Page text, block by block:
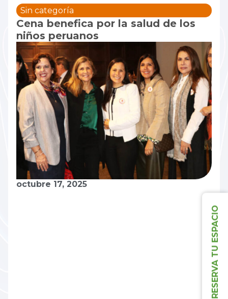
RESERVA TU ESPACIO
Sin categoría
Cena benefica por la salud de los
niños peruanos
octubre 17, 2025